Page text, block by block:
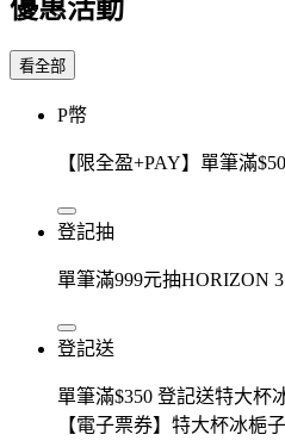
優惠活動
看全部
P幣
【限全盈+PAY】單筆滿
登記抽
單筆滿999元抽HORIZON
登記送
單筆滿$350 登記送特大杯
【電子票券】特大杯冰梔